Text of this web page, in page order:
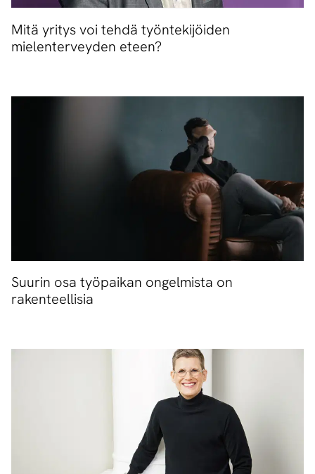
Mitä yritys voi tehdä työntekijöiden
mielenterveyden eteen?
Suurin osa työpaikan ongelmista on
rakenteellisia